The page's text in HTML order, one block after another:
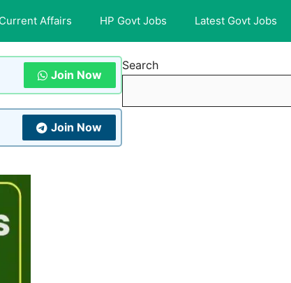
Affairs HP Govt Jobs Latest Govt Jobs
Join Now
Join Now
Search